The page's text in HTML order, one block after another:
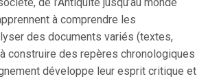
à comprendre les
des documents variés (textes,
construire des repères chronologiques
développe leur esprit critique et